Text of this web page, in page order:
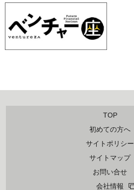
TOP
初めての方へ
サイトポリシー
サイトマップ
お問い合せ
会社情報